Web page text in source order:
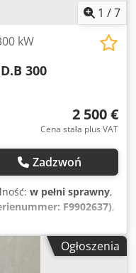
1 /7
kW
300
2 500 €
Cena stała plus VAT
Zadzwoń
w pełni sprawny,
F9902637),
obciążeniowe do
przez firmę
techniczna pojedynczej
Ogłoszenia